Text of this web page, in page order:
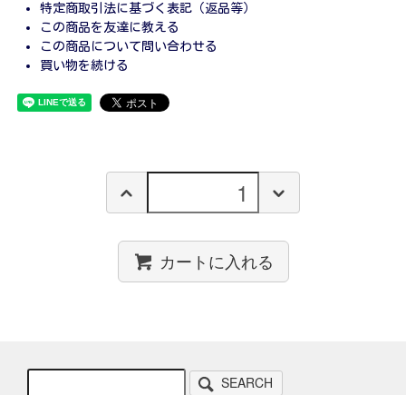
特定商取引法に基づく表記（返品等）
この商品を友達に教える
この商品について問い合わせる
買い物を続ける
カートに入れる
SEARCH